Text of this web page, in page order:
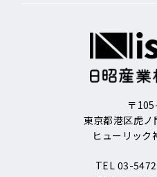
〒
東京都港区虎
ヒューリック
TEL 03-